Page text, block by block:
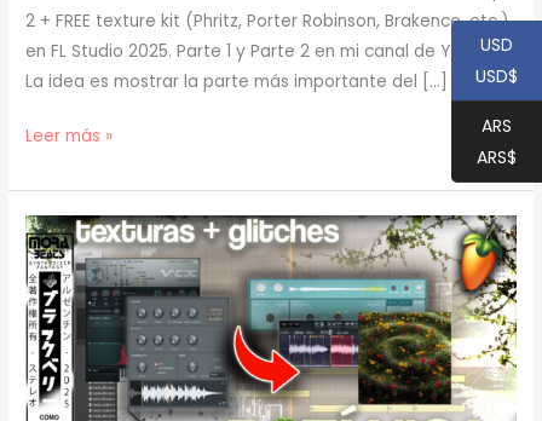
2 + FREE texture kit (Phritz, Porter Robinson, Brakence, etc.)
en FL Studio 2025. Parte 1 y Parte 2 en mi canal de Youtube.
La idea es mostrar la parte más importante del […]
[
]
Cómo
Hacer
BOTÁNICA
pt.
2
(prod.
mora)
Leer más »
USD
USD$
ARS
ARS$